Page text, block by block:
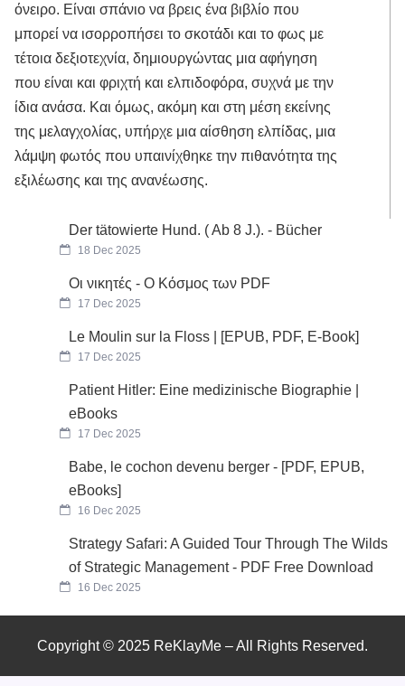
όνειρο. Είναι σπάνιο να βρεις ένα βιβλίο που
μπορεί να ισορροπήσει το σκοτάδι και το φως με
τέτοια δεξιοτεχνία, δημιουργώντας μια αφήγηση
που είναι και φριχτή και ελπιδοφόρα, συχνά με την
ίδια ανάσα. Και όμως, ακόμη και στη μέση εκείνης
της μελαγχολίας, υπήρχε μια αίσθηση ελπίδας, μια
λάμψη φωτός που υπαινίχθηκε την πιθανότητα της
εξιλέωσης και της ανανέωσης.
Der tätowierte Hund. ( Ab 8 J.). - Bücher
18 Dec 2025
Οι νικητές - Ο Κόσμος των PDF
17 Dec 2025
Le Moulin sur la Floss | [EPUB, PDF, E-Book]
17 Dec 2025
Patient Hitler: Eine medizinische Biographie |
eBooks
17 Dec 2025
Babe, le cochon devenu berger - [PDF, EPUB,
eBooks]
16 Dec 2025
Strategy Safari: A Guided Tour Through The Wilds
of Strategic Management - PDF Free Download
16 Dec 2025
Copyright © 2025 ReKlayMe – All Rights Reserved.